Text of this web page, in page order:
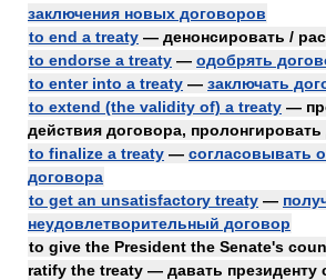
заключения новых договоров
to end a treaty — денонсировать /
to endorse a treaty — одобрять
to enter into a treaty — заключать
to extend (the validity of) a treaty —
действия договора, пролонгировать
to finalize a treaty — согласовывать
договора
to get an unsatisfactory treaty —
неудовлетворительный договор
to give the President the Senate's
ratify the treaty — давать президенту